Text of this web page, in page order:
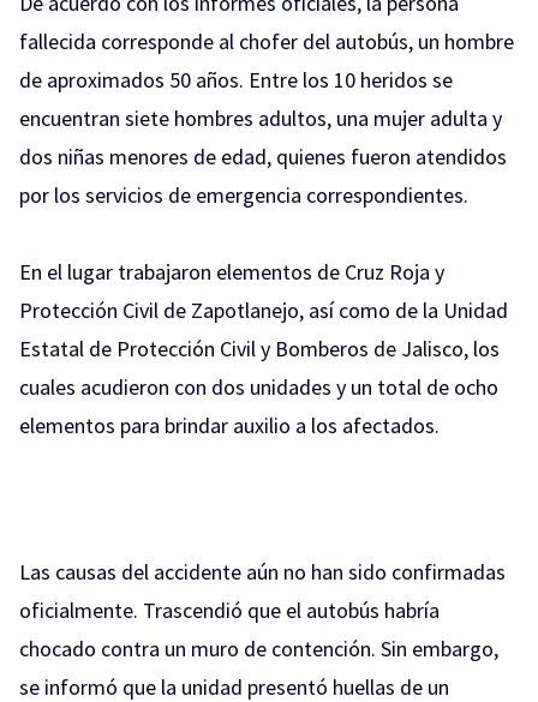
fallecida corresponde al chofer del autobús, un hombre
de aproximados 50 años. Entre los 10 heridos se
encuentran siete hombres adultos, una mujer adulta y
dos niñas menores de edad, quienes fueron atendidos
por los servicios de emergencia correspondientes.
En el lugar trabajaron elementos de Cruz Roja y
Protección Civil de Zapotlanejo, así como de la Unidad
Estatal de Protección Civil y Bomberos de Jalisco, los
cuales acudieron con dos unidades y un total de ocho
elementos para brindar auxilio a los afectados.
Las causas del accidente aún no han sido confirmadas
oficialmente. Trascendió que el autobús habría
chocado contra un muro de contención. Sin embargo,
se informó que la unidad presentó huellas de un